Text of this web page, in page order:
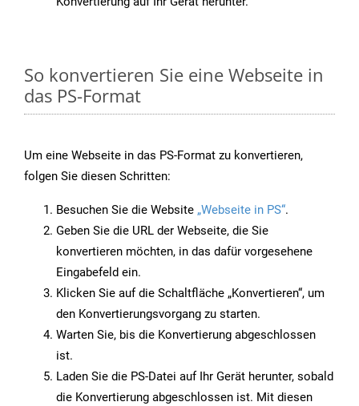
So konvertieren Sie eine Webseite in
das PS-Format
Um eine Webseite in das PS-Format zu konvertieren,
folgen Sie diesen Schritten:
Besuchen Sie die Website „Webseite in PS“.
Geben Sie die URL der Webseite, die Sie
konvertieren möchten, in das dafür vorgesehene
Eingabefeld ein.
Klicken Sie auf die Schaltfläche „Konvertieren“, um
den Konvertierungsvorgang zu starten.
Warten Sie, bis die Konvertierung abgeschlossen
ist.
Laden Sie die PS-Datei auf Ihr Gerät herunter, sobald
die Konvertierung abgeschlossen ist. Mit diesen